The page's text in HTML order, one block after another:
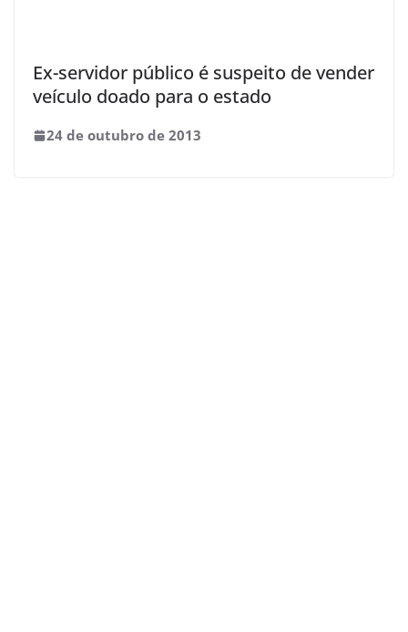
Ex-servidor público é suspeito de vender
veículo doado para o estado
24 de outubro de 2013